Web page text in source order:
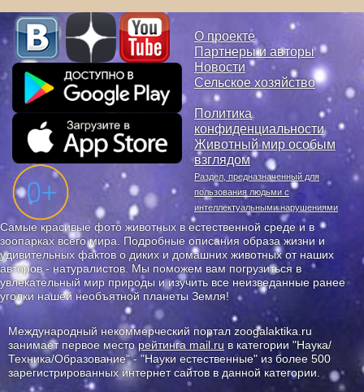
О проекте
Партнеры и авторы
Новости
Сельское хозяйство
Политика
конфиденциальности
Животный мир особым
взглядом
Раздел, предназначенный для
пользования людьми с
интеллектуальными нарушениями
Самые красивые фото животных в естественной среде и в
зоопарках всего мира. Подробные описания образа жизни и
удивительных фактов о диких и домашних животных от наших
авторов - натуралистов. Мы поможем вам погрузиться в
увлекательный мир природы и изучить все неизведанные ранее
уголки нашей необъятной планеты Земля!
Международный некоммерческий портал zoogalaktika.ru
занимает первое месторейтинга mail.ru в категории "Наука/
Техника/Образование" - "Науки естественные" из более 500
зарегистрированных интернет сайтов в данной категории.